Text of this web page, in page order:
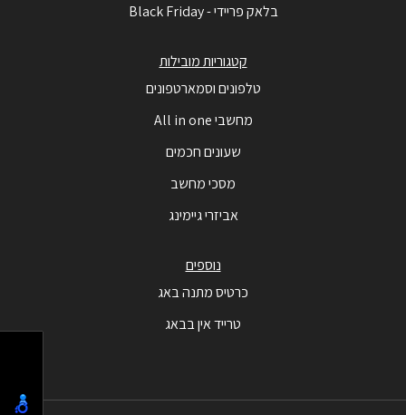
בלאק פריידי - Black Friday
קטגוריות מובילות
טלפונים וסמארטפונים
מחשבי All in one
שעונים חכמים
מסכי מחשב
אביזרי גיימינג
נוספים
כרטיס מתנה באג
טרייד אין בבאג